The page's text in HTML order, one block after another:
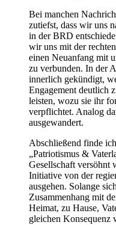
Bei manchen
zutiefst, dass wir uns
in der BRD
wir uns mit der
einen Neuanfang mit
zu verbunden. In der
innerlich gekündigt,
Engagement deutlich
leisten, wozu sie ihr
verpflichtet. Analog
ausgewandert.
Abschließend finde
„Patriotismus &
Gesellschaft versöhnt
Initiative von der
ausgehen. Solange
Zusammenhang mit
Heimat, zu Hause,
gleichen Konsequenz